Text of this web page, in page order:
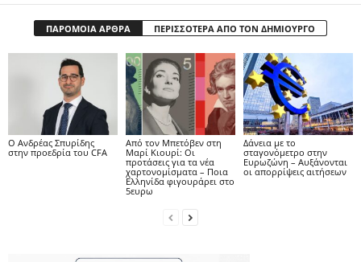
ΠΑΡΟΜΟΙΑ ΑΡΘΡΑ ΠΕΡΙΣΣΟΤΕΡΑ ΑΠΟ ΤΟΝ ΔΗΜΙΟΥΡΓΟ
Ο Ανδρέας Σπυρίδης
στην προεδρία του CFA
Από τον Μπετόβεν στη
Μαρί Κιουρί: Οι
προτάσεις για τα νέα
χαρτονομίσματα – Ποια
Ελληνίδα φιγουράρει στο
5ευρω
Δάνεια με το
σταγονόμετρο στην
Ευρωζώνη – Αυξάνονται
οι απορρίψεις αιτήσεων